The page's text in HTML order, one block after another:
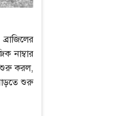
নাম্বার
শুরু করল,
শুরু